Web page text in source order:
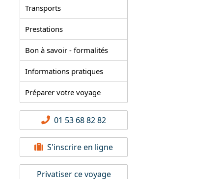
Transports
Prestations
Bon à savoir - formalités
Informations pratiques
Préparer votre voyage
01 53 68 82 82
S'inscrire en ligne
Privatiser ce voyage